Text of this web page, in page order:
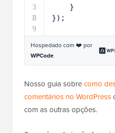
3
8
3
9
}
});
Hospedado com ❤️ por
WPCode
Nosso guia sobrecomo
comentários no WordPress
com as outras opções.